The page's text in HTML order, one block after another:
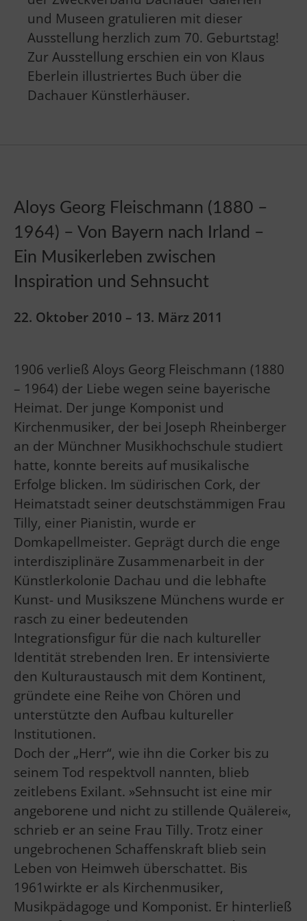
und Museen gratulieren mit dieser
Ausstellung herzlich zum 70. Geburtstag!
Zur Ausstellung erschien ein von Klaus
Eberlein illustriertes Buch über die
Dachauer Künstlerhäuser.
Aloys Georg Fleischmann (1880 –
1964) – Von Bayern nach Irland –
Ein Musikerleben zwischen
Inspiration und Sehnsucht
22. Oktober 2010 – 13. März 2011
1906 verließ Aloys Georg Fleischmann (1880
– 1964) der Liebe wegen seine bayerische
Heimat. Der junge Komponist und
Kirchenmusiker, der bei Joseph Rheinberger
an der Münchner Musikhochschule studiert
hatte, konnte bereits auf musikalische
Erfolge blicken. Im südirischen Cork, der
Heimatstadt seiner deutschstämmigen Frau
Tilly, einer Pianistin, wurde er
Domkapellmeister. Geprägt durch die enge
interdisziplinäre Zusammenarbeit in der
Künstlerkolonie Dachau und die lebhafte
Kunst- und Musikszene Münchens wurde er
rasch zu einer bedeutenden
Integrationsfigur für die nach kultureller
Identität strebenden Iren. Er intensivierte
den Kulturaustausch mit dem Kontinent,
gründete eine Reihe von Chören und
unterstützte den Aufbau kultureller
Institutionen.
Doch der „Herr“, wie ihn die Corker bis zu
seinem Tod respektvoll nannten, blieb
zeitlebens Exilant. »Sehnsucht ist eine mir
angeborene und nicht zu stillende Quälerei«,
schrieb er an seine Frau Tilly. Trotz einer
ungebrochenen Schaffenskraft blieb sein
Leben von Heimweh überschattet. Bis
1961wirkte er als Kirchenmusiker,
Musikpädagoge und Komponist. Er hinterließ